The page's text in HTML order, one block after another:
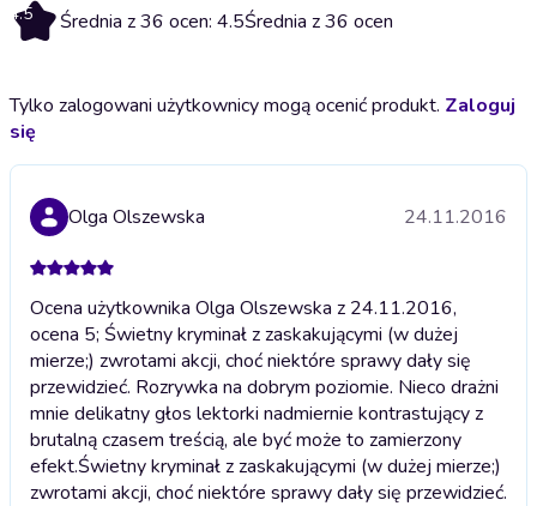
4.5 Średnia z 36 ocen: 4.5Średnia z 36 ocen
Tylko zalogowani użytkownicy mogą ocenić produkt. Zaloguj
się
Olga Olszewska 24.11.2016
Ocena użytkownika Olga Olszewska z 24.11.2016,
ocena 5; Świetny kryminał z zaskakującymi (w dużej
mierze;) zwrotami akcji, choć niektóre sprawy dały się
przewidzieć. Rozrywka na dobrym poziomie. Nieco drażni
mnie delikatny głos lektorki nadmiernie kontrastujący z
brutalną czasem treścią, ale być może to zamierzony
efekt.Świetny kryminał z zaskakującymi (w dużej mierze;)
zwrotami akcji, choć niektóre sprawy dały się przewidzieć.